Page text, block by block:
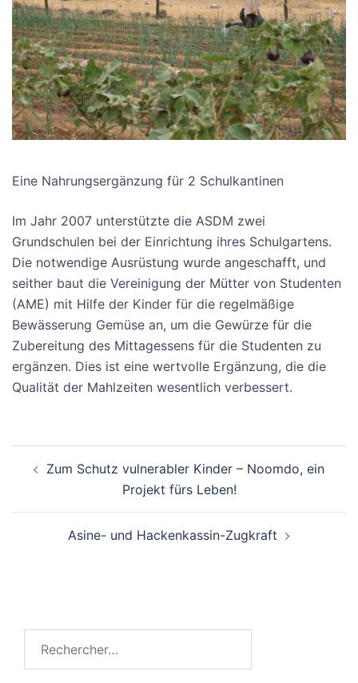
Eine Nahrungsergänzung für 2 Schulkantinen
Im Jahr 2007 unterstützte die ASDM zwei
Grundschulen bei der Einrichtung ihres Schulgartens.
Die notwendige Ausrüstung wurde angeschafft, und
seither baut die Vereinigung der Mütter von Studenten
(AME) mit Hilfe der Kinder für die regelmäßige
Bewässerung Gemüse an, um die Gewürze für die
Zubereitung des Mittagessens für die Studenten zu
ergänzen. Dies ist eine wertvolle Ergänzung, die die
Qualität der Mahlzeiten wesentlich verbessert.
d’article
Zum Schutz vulnerabler Kinder – Noomdo, ein
Projekt fürs Leben!
Asine- und Hackenkassin-Zugkraft